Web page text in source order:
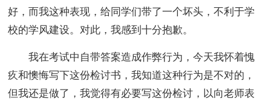
好，而我这种表现，给同学们带了一个坏头，不利于学
校的学风建设。对此，我感到十分抱歉。
我在考试中自带答案造成作弊行为，今天我怀着愧
疚和懊悔写下这份检讨书，我知道这种行为是不对的，
但我还是做了，我觉得有必要写这份检讨，以向老师表